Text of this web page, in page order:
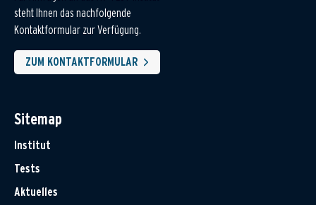
steht Ihnen das nachfolgende
Kontaktformular zur Verfügung.
ZUM KONTAKTFORMULAR
Sitemap
Institut
Tests
Aktuelles